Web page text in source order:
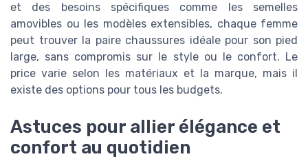
et des besoins spécifiques comme les semelles
amovibles ou les modèles extensibles, chaque femme
peut trouver la paire chaussures idéale pour son pied
large, sans compromis sur le style ou le confort. Le
price varie selon les matériaux et la marque, mais il
existe des options pour tous les budgets.
Astuces pour allier élégance et
confort au quotidien